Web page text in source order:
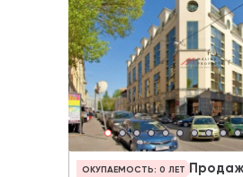
ОКУПАЕМОСТЬ: 0 ЛЕТ